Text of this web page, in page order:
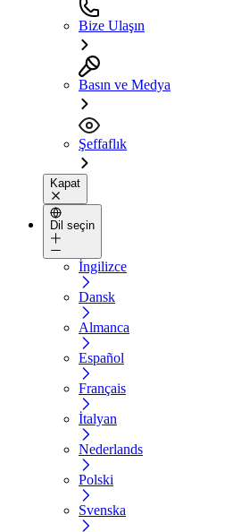
Bize Ulaşın
Basın ve Medya
Şeffaflık
Kapat
Dil seçin
İngilizce
Dansk
Almanca
Español
Français
İtalyan
Nederlands
Polski
Svenska